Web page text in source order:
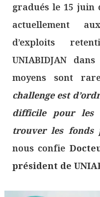
gradués le 15
actuellement
d’exploits
UNIABIDJAN
moyens sont
challenge est
difficile pour les
trouver les fonds
nous confie
président de